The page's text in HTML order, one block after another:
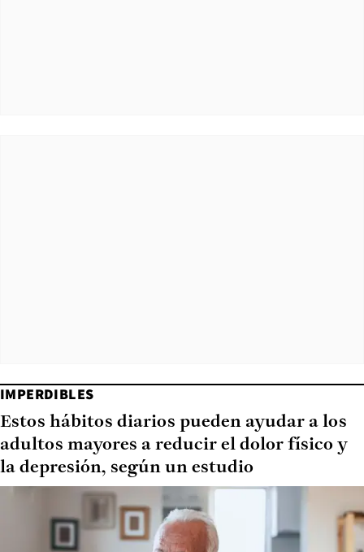
IMPERDIBLES
Estos hábitos diarios pueden ayudar a los
adultos mayores a reducir el dolor físico y
la depresión, según un estudio